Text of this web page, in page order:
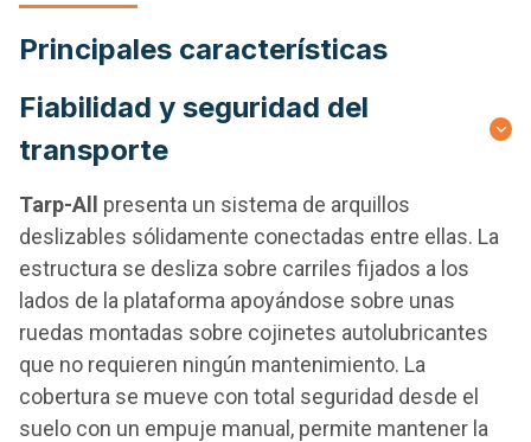
Principales características
Fiabilidad y seguridad del
transporte
Tarp-All presenta un sistema de arquillos
deslizables sólidamente conectadas entre ellas. La
estructura se desliza sobre carriles fijados a los
lados de la plataforma apoyándose sobre unas
ruedas montadas sobre cojinetes autolubricantes
que no requieren ningún mantenimiento. La
cobertura se mueve con total seguridad desde el
suelo con un empuje manual, permite mantener la